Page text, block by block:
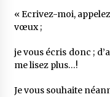
« Ecrivez-moi,
vœux ;
je vous écris donc ;
me lisez plus…!
Je vous souhaite